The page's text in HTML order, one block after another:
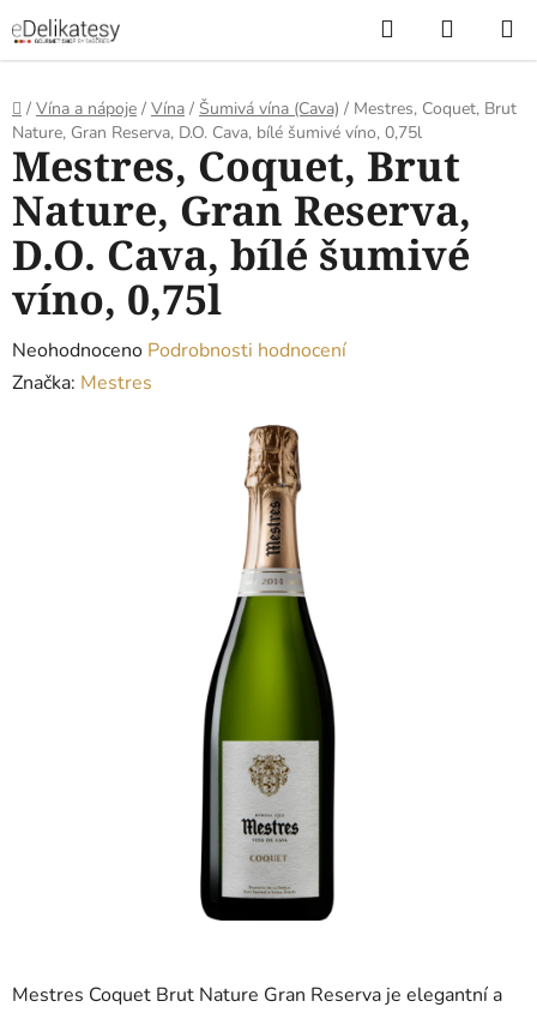
na
obsah
Hledat
KOŠÍK
Domů
/ Vína a nápoje / Vína / Šumivá vína (Cava) / Mestres, Coquet, Brut
Nature, Gran Reserva, D.O. Cava, bílé šumivé víno, 0,75l
Mestres Coquet Brut Nature Gran Reserva je elegantní a
Mestres, Coquet, Brut
Nature, Gran Reserva,
D.O. Cava, bílé šumivé
víno, 0,75l
Průměrné
hodnocení
Neohodnoceno Podrobnosti hodnocení
Značka: Mestres